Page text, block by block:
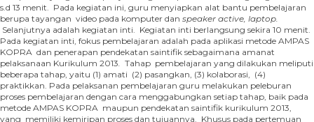
s.d 13 menit. Pada kegiatan ini, guru menyiapkan alat bantu pembelajaran
berupa tayangan video pada komputer dan speaker active, laptop.
Selanjutnya adalah kegiatan inti. Kegiatan inti berlangsung sekira 10 menit.
Pada kegiatan inti, fokus pembelajaran adalah pada aplikasi metode AMPAS
KOPRA dan penerapan pendekatan saintifik sebagaimana amanat
pelaksanaan Kurikulum 2013. Tahap pembelajaran yang dilakukan meliputi
beberapa tahap, yaitu (1) amati (2) pasangkan, (3) kolaborasi, (4)
praktikkan. Pada pelaksanan pembelajaran guru melakukan peleburan
proses pembelajaran dengan cara menggabungkan setiap tahap, baik pada
metode AMPAS KOPRA maupun pendekatan saintifik kurikulum 2013,
yang memiliki kemiripan proses dan tujuannya. Khusus pada pertemuan